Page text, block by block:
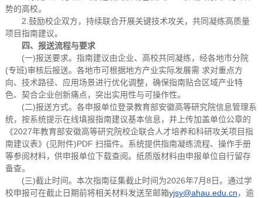
势的高校。
2.鼓励校企双方，持续联合开展关键技术攻关，共同凝练高质量
项目指南建议。
四、报送流程与要求
(一)报送要求。指南建议由企业、高校共同凝练，经各地市分院
(专班)审核后报送。各地市可根据地方产业实际发展需 求对重点方
向、技术路径、应用场景进行优化调整，确保指南贴合区域产业特
色、契合企业创新痛点，突出实用性与可操作性。
(二)报送方式。各申报单位登录教育部安徽高等研究院信息管理系
统，按系统提示在线填报指南建议基本信息，并上传加盖单位公章的
《2027年教育部安徽高等研究院校企联合人才培养和科研攻关项目指
南建议表》(见附件)PDF 扫描件。系统提供指南凝练流程、操作手册
等参阅材料，供申报单位下载查阅。纸质版材料由申报单位自行留存
备查。
(三)截止时间。本次指南征集截止时间为2026年7月8日。通过学
校申报可在截止日期前将相关材料发送至邮箱yjsy@ahau.edu.cn，逾